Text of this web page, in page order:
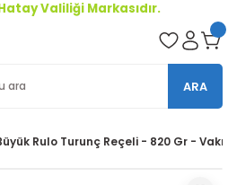
Valiliği Markasıdır.
ARA
Rulo Turunç Reçeli - 820 Gr -